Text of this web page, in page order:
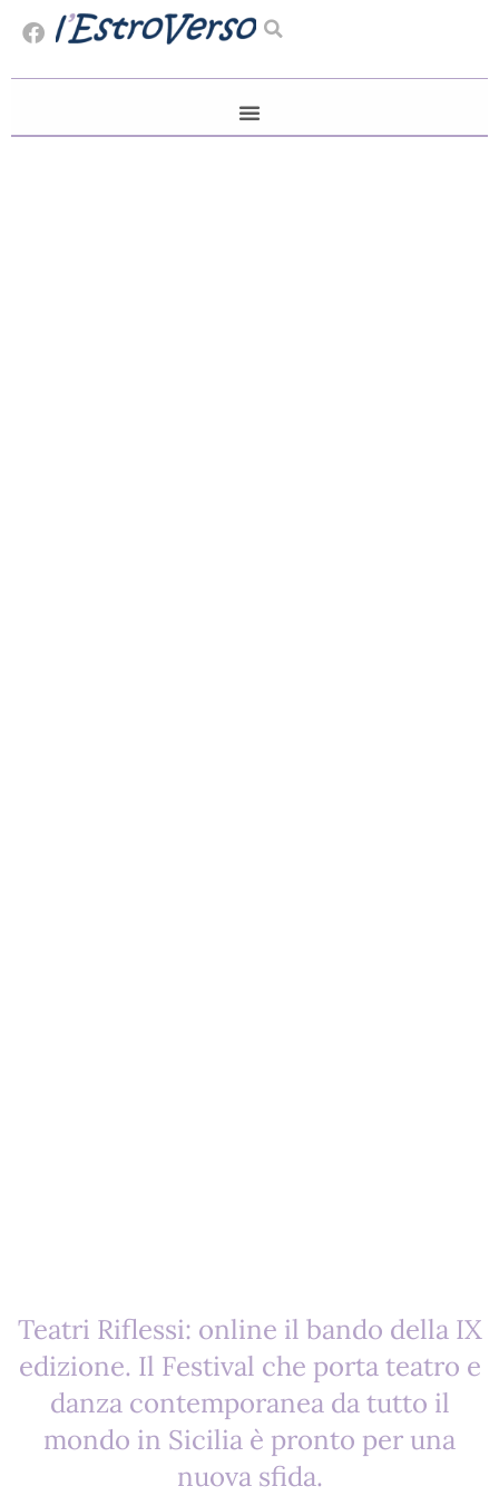
Teatri Riflessi: online il bando della IX
edizione. Il Festival che porta teatro e
danza contemporanea da tutto il
mondo in Sicilia è pronto per una
nuova sfida.